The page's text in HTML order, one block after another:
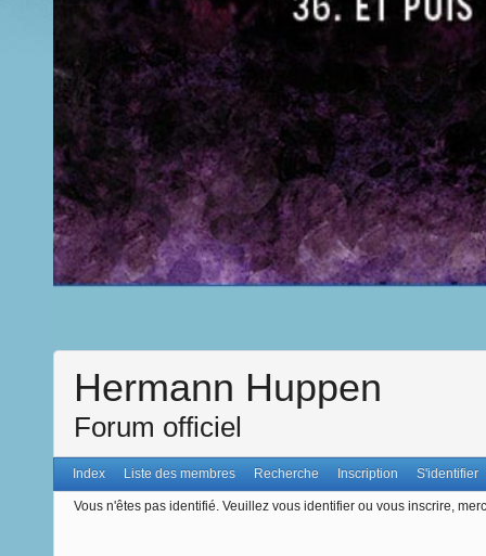
Hermann Huppen
Forum officiel
Index Liste des membres Recherche Inscription S'identifier
Vous n'êtes pas identifié. Veuillez vous identifier ou vous inscrire,